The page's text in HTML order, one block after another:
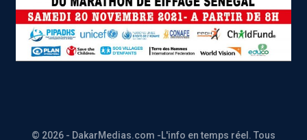
© 2026 - DakarMedias.com -L'info en temps réel. Tous